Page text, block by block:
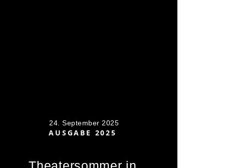
24. September 2025
AUSGABE 2025